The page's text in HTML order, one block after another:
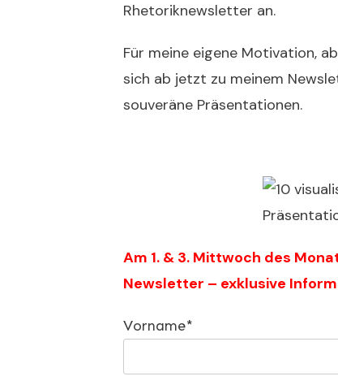
Rhetoriknewsletter an.
Für meine eigene Motivation,
sich ab jetzt zu meinem
souveräne Präsentationen.
Am 1. & 3. Mittwoch des
Newsletter – exklusive
Vorname*